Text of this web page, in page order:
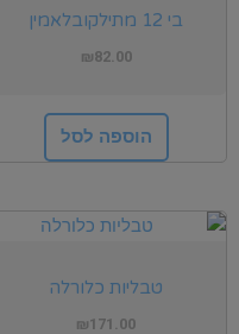
בי 12 מתילקובלאמין
₪82.00
הוספה לסל
טבליות כלורלה
₪171.00